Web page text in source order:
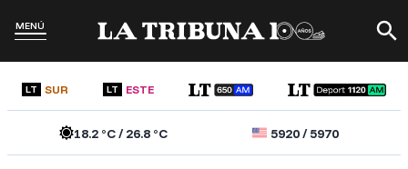
MENÚ
LT SUR LT ESTE
18.2°C /26.8°C 5920/5970